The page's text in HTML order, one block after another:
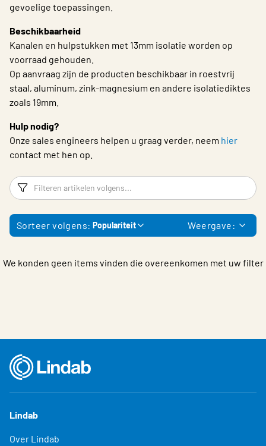
gevoelige toepassingen.
Beschikbaarheid
Kanalen en hulpstukken met 13mm isolatie worden op
voorraad gehouden.
Op aanvraag zijn de producten beschikbaar in roestvrij
staal, aluminum, zink-magnesium en andere isolatiediktes
zoals 19mm.
Hulp nodig?
Onze sales engineers helpen u graag verder, neem hier
contact met hen op.
Filters
Sorteer volgens: Populariteit Weergave:
We konden geen items vinden die overeenkomen met uw filter
Lindab
Over Lindab